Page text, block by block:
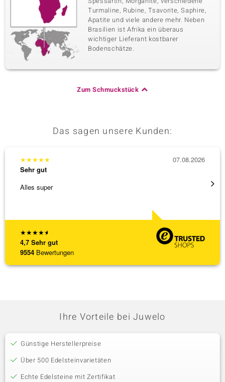
Turmaline, Rubine, Tsavorite, Saphire,
Apatite und viele andere mehr. Neben
Brasilien ist Afrika ein überaus
wichtiger Lieferant kostbarer
Bodenschätze.
Zum Schmuckstück
Das sagen unsere Kunden:
★★★★★
4,7 Sehr gut
9554 Bewertungen
★★★★★
Sehr gut
Alles super
07.08.2026
Eine
Ihre Vorteile bei Juwelo
Günstige Herstellerpreise
Über 500 Edelsteinvarietäten
Echte Edelsteine mit Zertifikat